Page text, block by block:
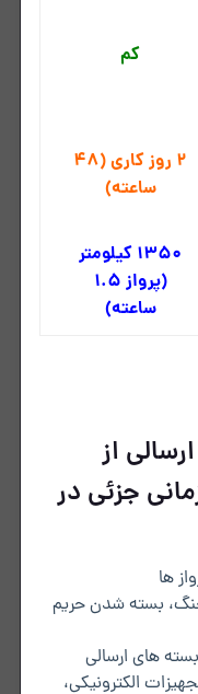
کم
2 روز کاری (48
ساعته)
1350 کیلومتر
(پرواز 1.5
ساعته)
از
جزئی در
ها
بسته شدن حریم
های ارسالی
الکترونیکی،